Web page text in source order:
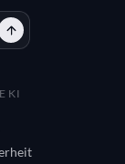
KI